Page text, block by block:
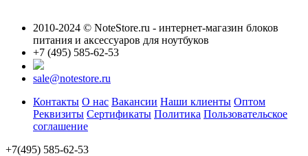
2010-2024 © NoteStore.ru - интернет-магазин блоков
питания и аксессуаров для ноутбуков
+7 (495) 585-62-53
sale@notestore.ru
Контакты О нас Вакансии Наши клиенты Оптом
Реквизиты Сертификаты Политика Пользовательское
соглашение
+7(495) 585-62-53